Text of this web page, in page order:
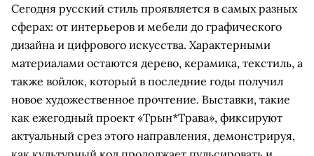
Сегодня русский стиль проявляется в самых разных
сферах: от интерьеров и мебели до графического
дизайна и цифрового искусства. Характерными
материалами остаются дерево, керамика, текстиль, а
также войлок, который в последние годы получил
новое художественное прочтение. Выставки, такие
как ежегодный проект «Трын*Трава», фиксируют
актуальный срез этого направления, демонстрируя,